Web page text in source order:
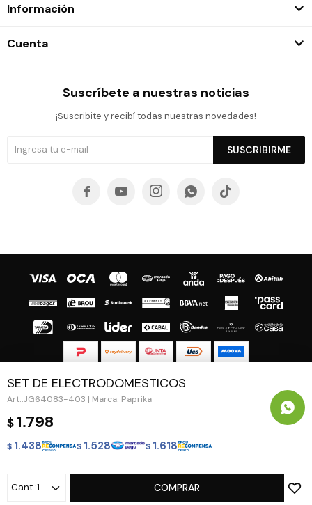
SET DE ELECTRODOMESTICOS
JG64083-403 | Marca: Paprika
$1.798
$ 1.438 $ 1.528 $ 1.618
1 COMPRAR
Información
Cuenta
Suscríbete a nuestras noticias
¡Suscribite y recibí todas nuestras novedades!
SUSCRIBIRME
    
© Copyright 2026 / Guapa - Paprika